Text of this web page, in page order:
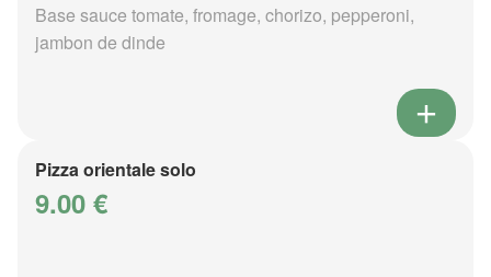
Base sauce tomate, fromage, chorizo, pepperoni,
jambon de dinde
Pizza orientale solo
9.00 €